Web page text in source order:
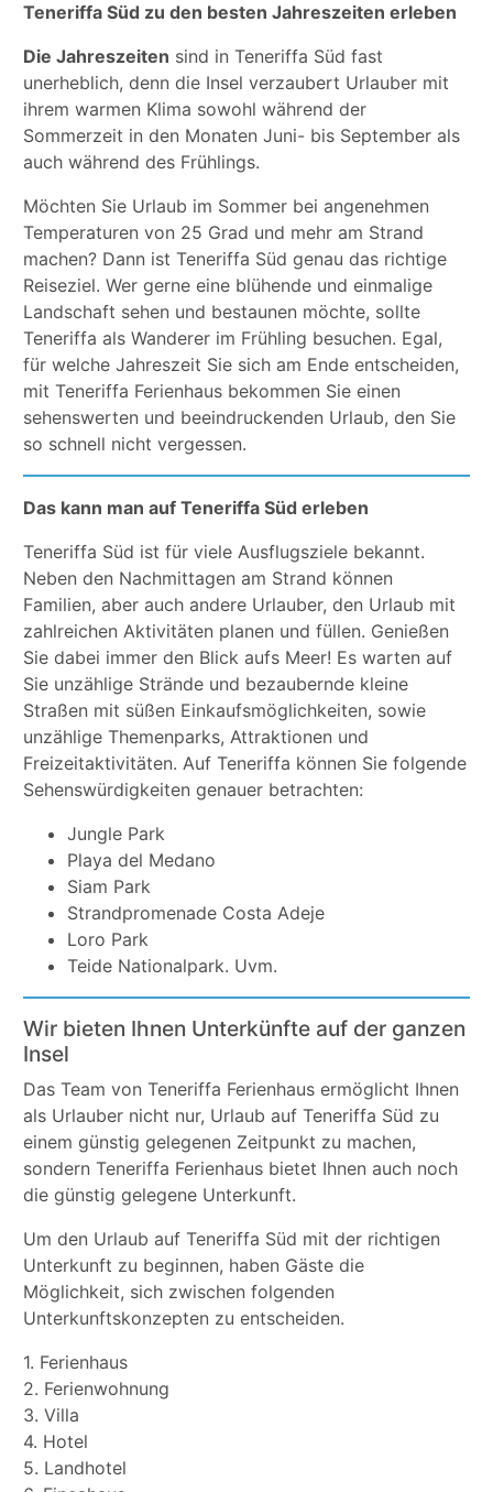
Teneriffa Süd zu den besten Jahreszeiten erleben
Die Jahreszeiten sind in Teneriffa Süd fast
unerheblich, denn die Insel verzaubert Urlauber mit
ihrem warmen Klima sowohl während der
Sommerzeit in den Monaten Juni- bis September als
auch während des Frühlings.
Möchten Sie Urlaub im Sommer bei angenehmen
Temperaturen von 25 Grad und mehr am Strand
machen? Dann ist Teneriffa Süd genau das richtige
Reiseziel. Wer gerne eine blühende und einmalige
Landschaft sehen und bestaunen möchte, sollte
Teneriffa als Wanderer im Frühling besuchen. Egal,
für welche Jahreszeit Sie sich am Ende entscheiden,
mit Teneriffa Ferienhaus bekommen Sie einen
sehenswerten und beeindruckenden Urlaub, den Sie
so schnell nicht vergessen.
Das kann man auf Teneriffa Süd erleben
Teneriffa Süd ist für viele Ausflugsziele bekannt.
Neben den Nachmittagen am Strand können
Familien, aber auch andere Urlauber, den Urlaub mit
zahlreichen Aktivitäten planen und füllen. Genießen
Sie dabei immer den Blick aufs Meer! Es warten auf
Sie unzählige Strände und bezaubernde kleine
Straßen mit süßen Einkaufsmöglichkeiten, sowie
unzählige Themenparks, Attraktionen und
Freizeitaktivitäten. Auf Teneriffa können Sie folgende
Sehenswürdigkeiten genauer betrachten:
Jungle Park
Playa del Medano
Siam Park
Strandpromenade Costa Adeje
Loro Park
Teide Nationalpark. Uvm.
Wir bieten Ihnen Unterkünfte auf der ganzen
Insel
Das Team von Teneriffa Ferienhaus ermöglicht Ihnen
als Urlauber nicht nur, Urlaub auf Teneriffa Süd zu
einem günstig gelegenen Zeitpunkt zu machen,
sondern Teneriffa Ferienhaus bietet Ihnen auch noch
die günstig gelegene Unterkunft.
Um den Urlaub auf Teneriffa Süd mit der richtigen
Unterkunft zu beginnen, haben Gäste die
Möglichkeit, sich zwischen folgenden
Unterkunftskonzepten zu entscheiden.
1. Ferienhaus
2. Ferienwohnung
3. Villa
4. Hotel
5. Landhotel